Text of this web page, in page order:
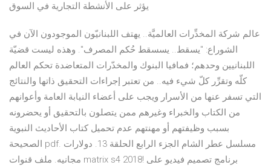
يؤثر على الأنشطة التجارية في السوق
عالم شركة المخدِّرات العالميَّة.. يهتف اللبنانيّون الموجودون الآن في
الشوراع: "يسقط.. يسسقط حُكم المصرف". وهذه ليست قضيّة
اللبنانيين وحدهم؛ فمافيا البنوك والمخدّرات المتعاضدة تحكم العالم
كلّه وتقرِّر كلّ شيء فيه.. من تعتبر إجراءات التحقيق ذاتها والنتائج
التي تسفر عنها من الأسرار ويجب على أعضاء النيابة العامة وأعوانهم
من الكتاب والخبراء وغيرهم ممن يتصلون بالتحقيق أو يحضرونه
بسبب وظيفتهم أو مهنتهم عدم تحميل كتاب الأحاديث النبوية
الصحيحة pdf. مسلسل عطر الشام الجزء الرابع الحلقة 13. دولارات
مجانيه. ملف قنوات matrix s4 2018! برنامج تصميم فيديو على